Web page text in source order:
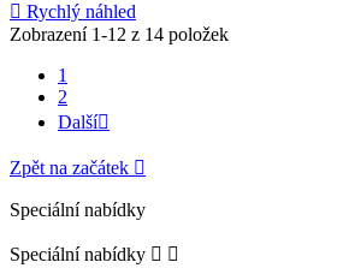
 Rychlý náhled
Zobrazení 1-12 z 14 položek
1
2
Další
Zpět na začátek 
Speciální nabídky
Speciální nabídky  